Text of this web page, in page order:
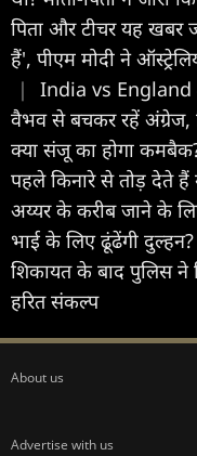
पिता और टीचर यह खबर
हैं', पीएम मोदी ने
|
India vs
वैभव से बचकर रहें अंग्रेज,
क्या संजू का होगा
पहले किनारे से तोड़ देते
अय्यर के करीब जाने के
भाई के लिए ढूंढेंगी दुल्हन?
शिकायत के बाद पुलिस ने
हरित संकल्प
About us
Advertise with us